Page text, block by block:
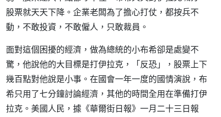
股票就天天下降。企業老闆為了擔心打仗，都按兵不
動，不敢投資，不敢僱人，只敢裁員。
面對這個困擾的經濟，做為總統的小布希卻是處變不
驚，他說他的大目標是打伊拉克，「反恐」，股票上下
幾百點對他說是小事。在國會一年一度的國情演說，布
希只用了七分鐘討論經濟，其他的時間全用在準備打伊
拉克。美國人民，據《華爾街日報》一月二十三日報